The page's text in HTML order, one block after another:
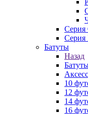
Серия
Серия
Батуты
Назад
10
12
14
16